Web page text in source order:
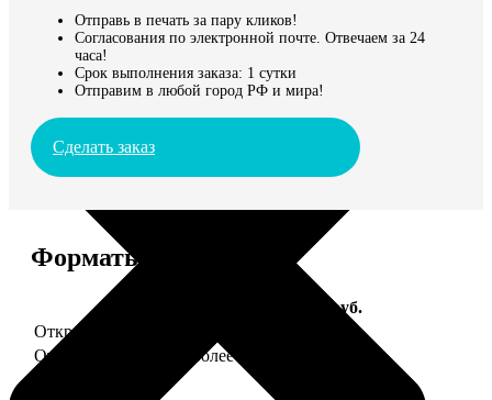
Отправь в печать за пару кликов!
Согласования по электронной почте. Отвечаем за 24
часа!
Срок выполнения заказа: 1 сутки
Отправим в любой город РФ и мира!
Сделать заказ
Форматы и цены
Цена, руб.
Открытка А5 "отправим за Вас"
Открытка А5 6 шт и более